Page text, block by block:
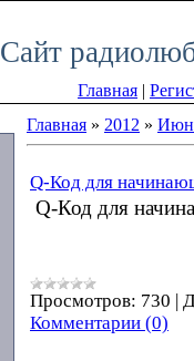
Сайт
Главная |
Главная » 2012 »
Q-Код для
Q-Код для
Просмотров: 730 |
Комментарии (0)